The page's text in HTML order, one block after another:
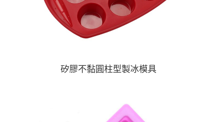
矽膠不黏圓柱型製冰模具